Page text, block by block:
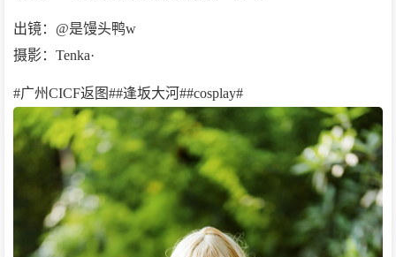
出镜：@是馒头鸭w
摄影：Tenka·
#广州CICF返图##逢坂大河##cosplay# ​​​